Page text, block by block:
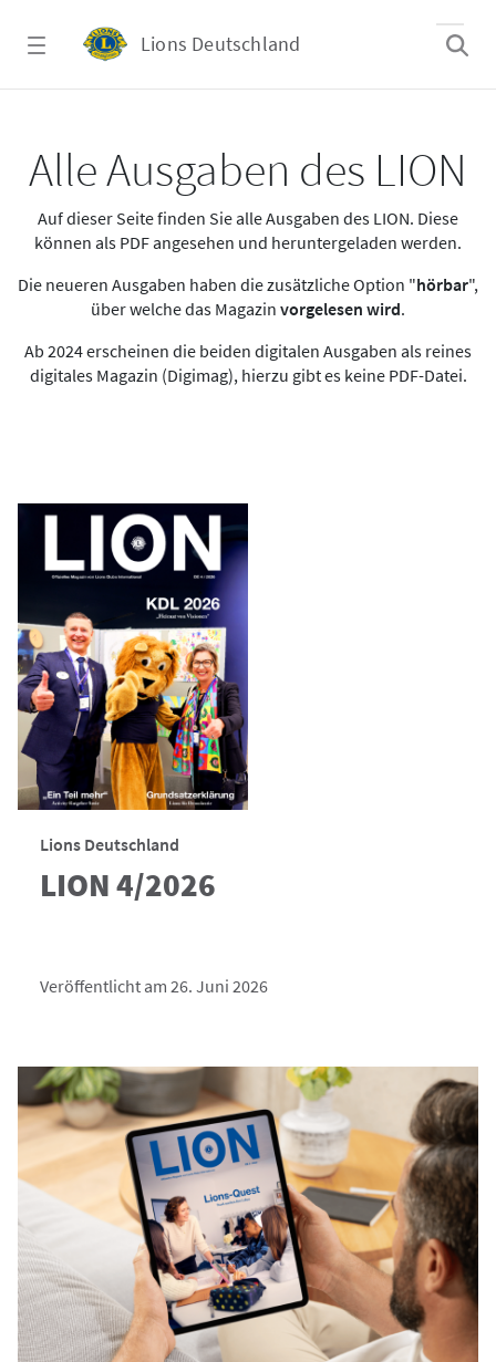
Lions Deutschland
Alle Ausgaben des LION
Auf dieser Seite finden Sie alle Ausgaben des LION. Diese
können als PDF angesehen und heruntergeladen werden.
Die neueren Ausgaben haben die zusätzliche Option "hörbar",
über welche das Magazin vorgelesen wird.
Ab 2024 erscheinen die beiden digitalen Ausgaben als reines
digitales Magazin (Digimag), hierzu gibt es keine PDF-Datei.
Lions Deutschland
LION 4/2026
Veröffentlicht am 26. Juni 2026